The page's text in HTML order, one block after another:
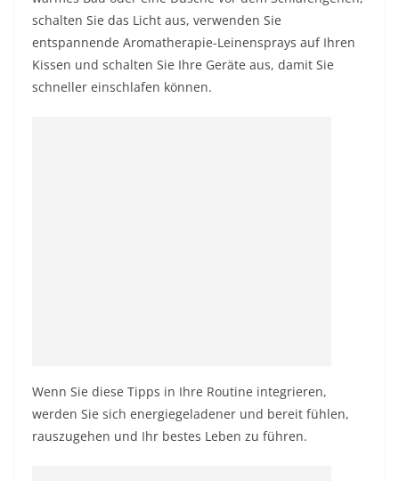
schalten Sie das Licht aus, verwenden Sie
entspannende Aromatherapie-Leinensprays auf Ihren
Kissen und schalten Sie Ihre Geräte aus, damit Sie
schneller einschlafen können.
Wenn Sie diese Tipps in Ihre Routine integrieren,
werden Sie sich energiegeladener und bereit fühlen,
rauszugehen und Ihr bestes Leben zu führen.